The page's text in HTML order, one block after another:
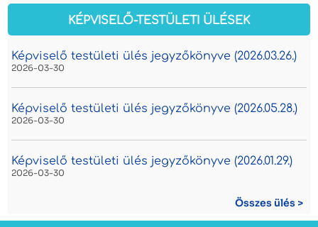
KÉPVISELŐ-TESTÜLETI ÜLÉSEK
Képviselő testületi ülés jegyzőkönyve (2026.03.26.)
2026-03-30
Képviselő testületi ülés jegyzőkönyve (2026.05.28.)
2026-03-30
Képviselő testületi ülés jegyzőkönyve (2026.01.29.)
2026-03-30
Összes ülés >